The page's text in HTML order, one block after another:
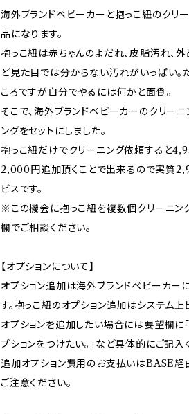
海外ブランドベビーカーと抱っこ紐のクリ
品になります。
抱っこ紐は赤ちゃんのよだれ､皮脂汚れ､
ど見た目では分からない汚れがいっぱい。
ころですが自分でやるには何かと面倒。
そこで､海外ブランドベビーカーのクリー
ングをセットにしました。
抱っこ紐だけでクリーニング依頼すると
2,000円追加頂くことで出来るので実質
ビスです。
※この機会に抱っこ紐を複数個クリーニン
欄でご相談ください。
【オプションについて】
オプション追加は海外ブランドベビーカー
す。抱っこ紐のオプション追加はシステム上
オプションを追加したい場合には要望欄に
プションをつけたい。」など具体的にご記入
追加オプション費用のお支払いはBASE経
ご注意ください。